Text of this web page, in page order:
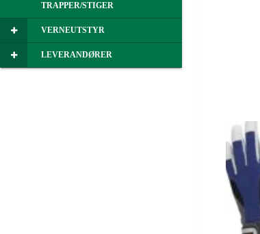
TRAPPER/STIGER
VERNEUTSTYR
LEVERANDØRER